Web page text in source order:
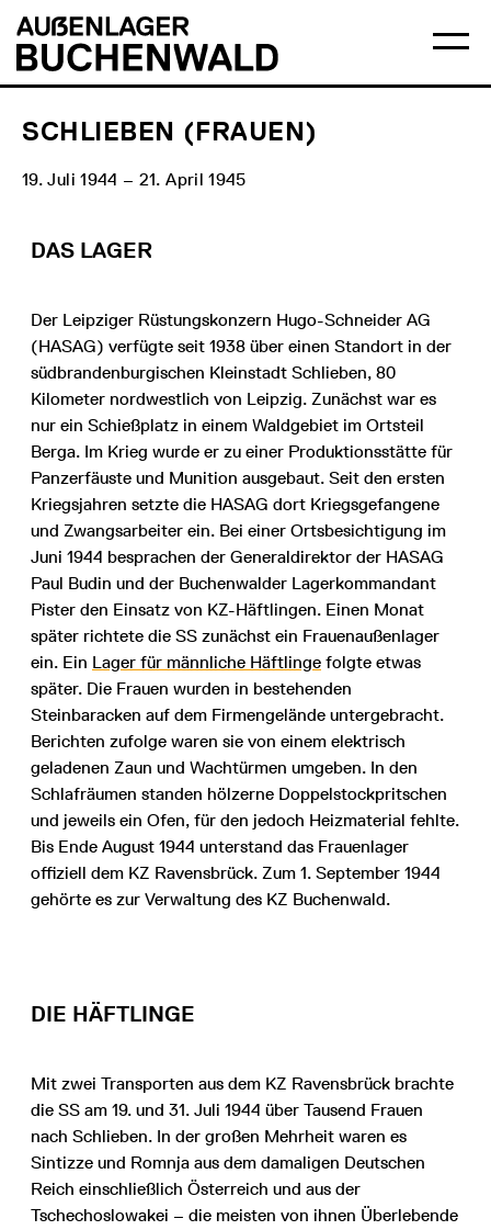
zum
Inhalt
Auẞenlager
Buchenwald
SCHLIEBEN (FRAUEN)
19. Juli 1944 – 21. April 1945
DAS LAGER
Der Leipziger Rüstungskonzern Hugo-Schneider AG
(HASAG) verfügte seit 1938 über einen Standort in der
südbrandenburgischen Kleinstadt Schlieben, 80
Kilometer nordwestlich von Leipzig. Zunächst war es
nur ein Schießplatz in einem Waldgebiet im Ortsteil
Berga. Im Krieg wurde er zu einer Produktionsstätte für
Panzerfäuste und Munition ausgebaut. Seit den ersten
Kriegsjahren setzte die HASAG dort Kriegsgefangene
und Zwangsarbeiter ein. Bei einer Ortsbesichtigung im
Juni 1944 besprachen der Generaldirektor der HASAG
Paul Budin und der Buchenwalder Lagerkommandant
Pister den Einsatz von KZ-Häftlingen. Einen Monat
später richtete die SS zunächst ein Frauenaußenlager
ein. Ein Lager für männliche Häftlinge folgte etwas
später. Die Frauen wurden in bestehenden
Steinbaracken auf dem Firmengelände untergebracht.
Berichten zufolge waren sie von einem elektrisch
geladenen Zaun und Wachtürmen umgeben. In den
Schlafräumen standen hölzerne Doppelstockpritschen
und jeweils ein Ofen, für den jedoch Heizmaterial fehlte.
Bis Ende August 1944 unterstand das Frauenlager
offiziell dem KZ Ravensbrück. Zum 1. September 1944
gehörte es zur Verwaltung des KZ Buchenwald.
DIE HÄFTLINGE
Mit zwei Transporten aus dem KZ Ravensbrück brachte
die SS am 19. und 31. Juli 1944 über Tausend Frauen
nach Schlieben. In der großen Mehrheit waren es
Sintizze und Romnja aus dem damaligen Deutschen
Reich einschließlich Österreich und aus der
Tschechoslowakei – die meisten von ihnen Überlebende